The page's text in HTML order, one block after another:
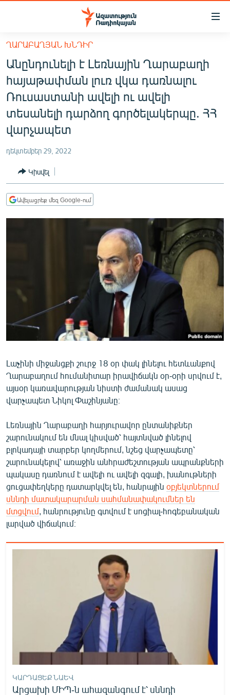
Մատչելիության
հիմնական
բովանդակությանը
Անցնել
հիմնական
մենյուին
Որոնում
ՀԱՅԱՍՏԱՆ
ՔԱՂԱՔԱԿԱՆ
ԸՆՏՐՈՒԹՅՈՒՆՆԵՐ 2026
ԻՐԱՎՈՒՆՔ
ՀԱՍԱՐԱԿՈՒԹՅՈՒՆ
ՂԱՐԱԲԱՂ
ՊԱՏԵՐԱԶՄԻ 6 ՇԱԲԱԹՆԵՐԸ
ՏԱՐԱԾԱՇՐՋԱՆ
ՄԵԿՆԱԲԱՆՈՒԹՅՈՒՆ
ՏՏ ԵՒ ԻՆՏԵՐՆԵՏ
ԿՈՐՈՆԱՎԻՐՈՒՍ
ՏԵՍԱՆՅՈՒԹԵՐ
ԲԱՆԱՎԵՃ
ՁԳՏԵԼՈՎ ԼԱՎԱԳՈՒՅՆԻՆ
ՓՈԴՔԱՍԹ
Հայերեն
English
Русский
ՀԵՏԵՎԵՔ ՄԵԶ
«Ազատության» բոլոր կայքերը
ՂԱՐԱԲԱՂՅԱՆ ԽՆԴԻՐ
Անընդունելի է Լեռնային Ղարաբաղի
հայաթափման լուռ վկա դառնալու
Ռուսաստանի ավելի ու ավելի
տեսանելի դարձող գործելակերպը. ՀՀ
վարչապետ
դեկտեմբեր 29, 2022
Կիսվել
Ավելացրեք մեզ Google-ում
Լաչինի միջանցքի շուրջ 18 օր փակ լինելու հետևանքով
Ղարաբաղում հումանիտար իրավիճակն օր-օրի սրվում է,
այսօր կառավարության նիստի ժամանակ ասաց
վարչապետ Նիկոլ Փաշինյանը։
Լեռնային Ղարաբաղի հարյուրավոր ընտանիքներ
շարունակում են մնալ կիսված՝ հայտնված լինելով
բլոկադայի տարբեր կողմերում, նշեց վարչապետը՝
շարունակելով՝ առաջին անհրաժեշտության ապրանքների
պակասը դառնում է ավելի ու ավելի զգալի, խանութների
ցուցափեղկերը դատարկվել են, հանրային օբյեկտներում
սննդի մատակարարման սահմանափակումներ են
մտցվում , հանրությունը գտվում է սոցիալ-հոգեբանական
լարված վիճակում։
ԿԱՐԴԱՑԵՔ ՆԱԵՎ
Արցախի ՄԻՊ-ն ահազանգում է՝ սննդի